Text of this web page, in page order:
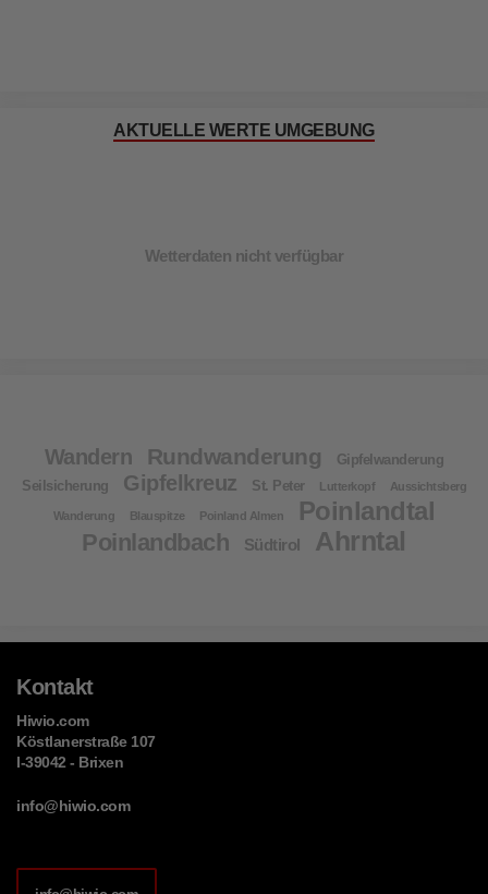
AKTUELLE WERTE UMGEBUNG
Wetterdaten nicht verfügbar
Wandern Rundwanderung
Gipfelwanderung
Seilsicherung
Gipfelkreuz St. Peter Lutterkopf Aussichtsberg
Wanderung Blauspitze Poinland Almen Poinlandtal
Poinlandbach Südtirol Ahrntal
Kontakt
Hiwio.com
Köstlanerstraße 107
I-39042 - Brixen
info@hiwio.com